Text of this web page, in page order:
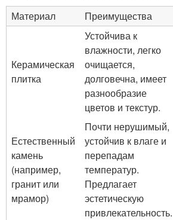
Материал
Преимущества
Керамическая
плитка
Устойчива к
влажности, легко
очищается,
долговечна, имеет
разнообразие
цветов и текстур.
Естественный
камень
(например,
гранит или
мрамор)
Почти нерушимый,
устойчив к влаге и
перепадам
температур.
Предлагает
эстетическую
привлекательность.